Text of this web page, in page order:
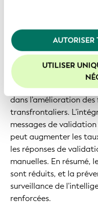
utilisation de leurs
l'utilisation de notre
l'utilisation de nos
informations, veuillez
confidentialité
Nous vous
d'améliorer votre
AUTORISER
UTILISER
L'avenir du LEI dans
transfrontaliers
La simplification et la
A2A démontrent
dans l'amélioration des
transfrontaliers.
messages de
peut augmenter les
les réponses de
manuelles. En résumé,
sont réduits, et la
surveillance de
renforcées.